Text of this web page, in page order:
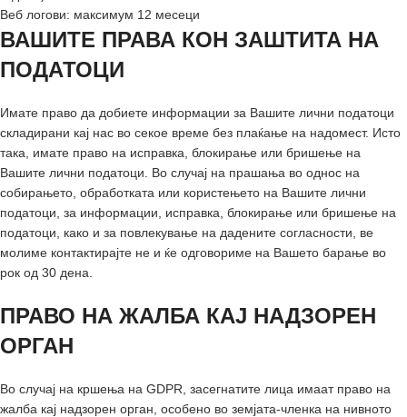
Веб логови: максимум 12 месеци
ВАШИТЕ ПРАВА КОН ЗАШТИТА НА
ПОДАТОЦИ
Имате право да добиете информации за Вашите лични податоци
складирани кај нас во секое време без плаќање на надомест. Исто
така, имате право на исправка, блокирање или бришење на
Вашите лични податоци. Во случај на прашања во однос на
собирањето, обработката или користењето на Вашите лични
податоци, за информации, исправка, блокирање или бришење на
податоци, како и за повлекување на дадените согласности, ве
молиме контактирајте не и ќе одговориме на Вашето барање во
рок од 30 дена.
ПРАВО НА ЖАЛБА КАЈ НАДЗОРЕН
ОРГАН
Во случај на кршења на GDPR, засегнатите лица имаат право на
жалба кај надзорен орган, особено во земјата-членка на нивното